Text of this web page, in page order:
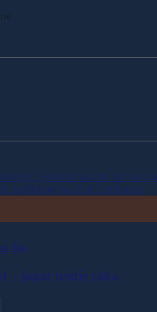
Sjöström kan bli rätt val i
nytillskott hos Erik Lindegren
lös
– jagar tredje raka